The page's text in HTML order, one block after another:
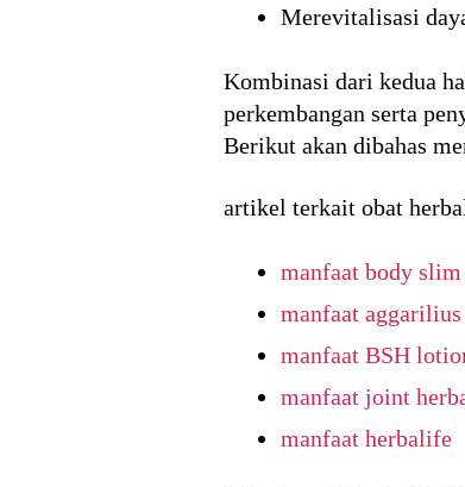
Merevitalisasi
Kombinasi dari kedua
perkembangan serta
Berikut akan dibahas
artikel terkait obat
manfaat body
manfaat aggarilius
manfaat BSH
manfaat joint
manfaat herbalife